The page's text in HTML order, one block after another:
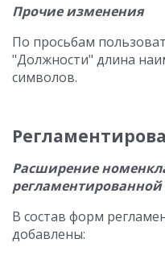
Прочие изменения
По просьбам
"Должности" длина
символов.
Расширение
регламентированной
В состав форм
добавлены: